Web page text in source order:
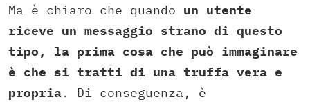
Ma è chiaro che quando un utente
riceve un messaggio strano di questo
tipo, la prima cosa che può immaginare
è che si tratti di una truffa vera e
propria. Di conseguenza, è